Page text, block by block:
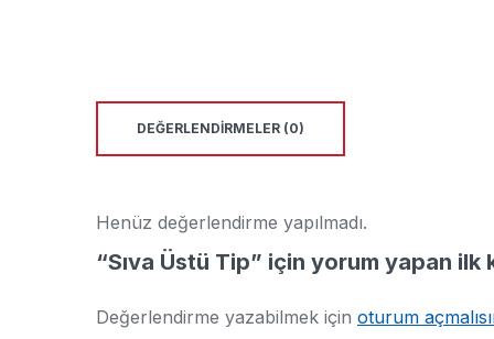
DEĞERLENDIRMELER (0)
Henüz değerlendirme yapılmadı.
“Sıva Üstü Tip” için yorum yapan ilk
Değerlendirme yazabilmek için oturum